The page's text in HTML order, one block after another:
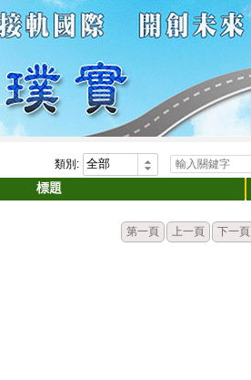
類別:
標題
第一頁 上一頁 下一頁